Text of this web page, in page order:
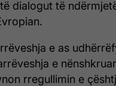
dialogut të
e as
e
rregullimin e